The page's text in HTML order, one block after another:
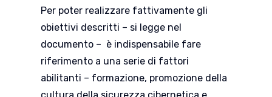
Per poter realizzare fattivamente gli
obiettivi descritti – si legge nel
documento – è indispensabile fare
riferimento a una serie di fattori
abilitanti – formazione, promozione della